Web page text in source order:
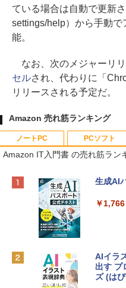
ている場合は自動で更新
settings/help）から手動
能。
なお、次のメジャーリ
セルされ、代わりに「
リリースされる予定だ。
Amazon 売れ筋ランキング
ノートPC
Apple
e
￥
PCソフト
Roblox
インゲ
Roblox
定バー
Amazon IT入門書 の売れ筋ラン
生成AI
￥1,766
AIイラ
出す プ
ズ (は